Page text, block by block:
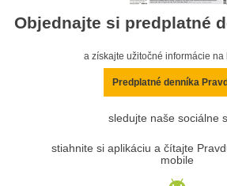
Objednajte si predplatné
a získajte užitočné informácie na
Predplatné denníka
sledujte naše sociálne
stiahnite si aplikáciu a čítajte
mobile